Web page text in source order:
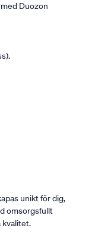
Duozon
unikt för dig,
omsorgsfullt
kvalitet.